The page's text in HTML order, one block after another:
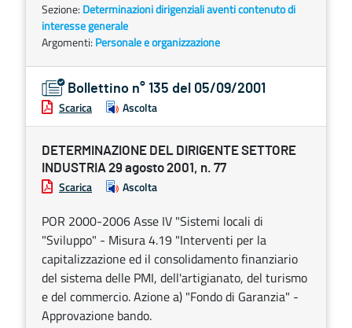
Sezione: Determinazioni dirigenziali aventi contenuto di
interesse generale
Argomenti: Personale e organizzazione
Bollettino n° 135 del 05/09/2001
Scarica Ascolta
DETERMINAZIONE DEL DIRIGENTE SETTORE
INDUSTRIA 29 agosto 2001, n. 77
Scarica Ascolta
POR 2000-2006 Asse IV "Sistemi locali di
"Sviluppo" - Misura 4.19 "Interventi per la
capitalizzazione ed il consolidamento finanziario
del sistema delle PMI, dell'artigianato, del turismo
e del commercio. Azione a) "Fondo di Garanzia" -
Approvazione bando.